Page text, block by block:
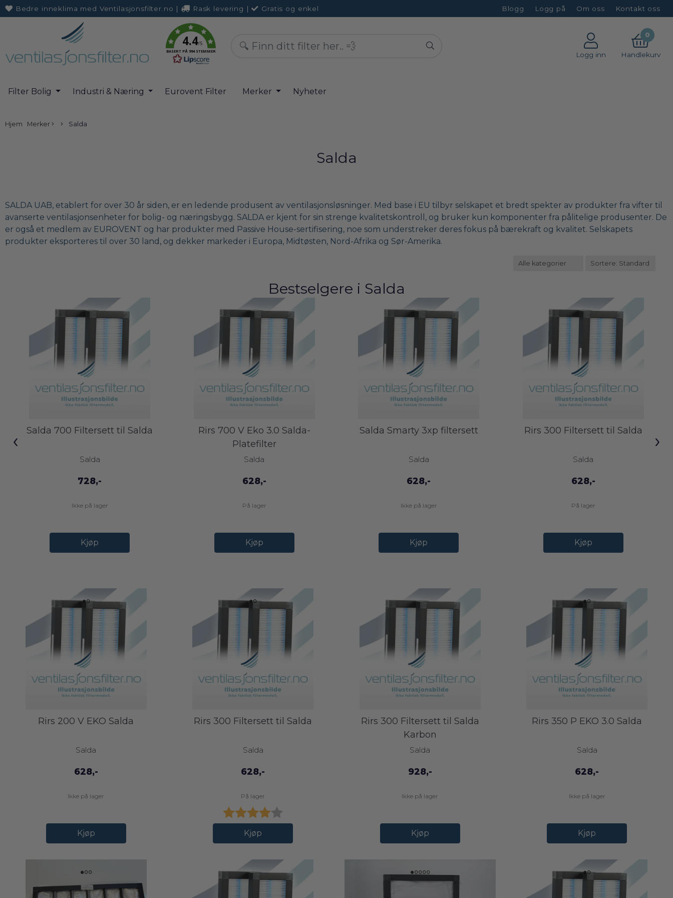
Bedre inneklima med Ventilasjonsfilter.no | Rask levering |
Gratis og enkel
Blogg Logg på Om oss Kontakt oss
4.4/5
BASERT PÅ 994 STEMMER Logg inn
0
Handlekurv
Filter Bolig Industri & Næring Eurovent Filter Merker Nyheter
Hjem Merker Salda
Salda
SALDA UAB, etablert for over 30 år siden, er en ledende produsent av ventilasjonsløsninger. Med base i EU tilbyr selskapet et bredt spekter av produkter fra vifter til
avanserte ventilasjonsenheter for bolig- og næringsbygg. SALDA er kjent for sin strenge kvalitetskontroll, og bruker kun komponenter fra pålitelige produsenter. De
er også et medlem av EUROVENT og har produkter med Passive House-sertifisering, noe som understreker deres fokus på bærekraft og kvalitet. Selskapets
produkter eksporteres til over 30 land, og dekker markeder i Europa, Midtøsten, Nord-Afrika og Sør-Amerika.
Bestselgere i Salda
Salda 700 Filtersett til Salda
Salda
728,-
Ikke på lager
Kjøp
Rirs 700 V Eko 3.0 Salda-
Platefilter
Salda
628,-
På lager
Kjøp
Salda Smarty 3xp filtersett
Salda
628,-
Ikke på lager
Kjøp
Rirs 300 Filtersett til Salda
Salda
628,-
På lager
Kjøp
‹ ›
Rirs 200 V EKO Salda
Salda
628,-
Ikke på lager
Kjøp
Rirs 300 Filtersett til Salda
Salda
628,-
På lager
Karakter:
Kjøp
Rirs 300 Filtersett til Salda
Karbon
Salda
928,-
Ikke på lager
Kjøp
Rirs 350 P EKO 3.0 Salda
Salda
628,-
Ikke på lager
Kjøp